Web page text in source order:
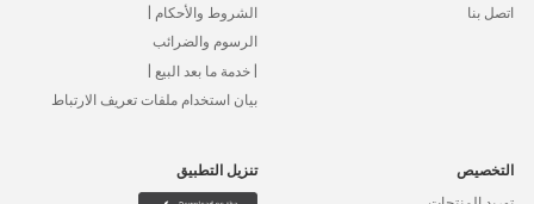
اتصل بنا
الشروط والأحكام |
الرسوم والضرائب
| خدمة ما بعد البيع |
بيان استخدام ملفات تعريف الارتباط
التخصيص تنزيل التطبيق